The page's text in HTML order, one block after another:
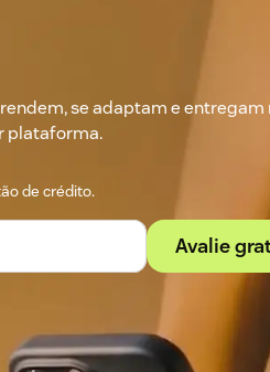
se adaptam e
plataforma.
de crédito.
Avalie